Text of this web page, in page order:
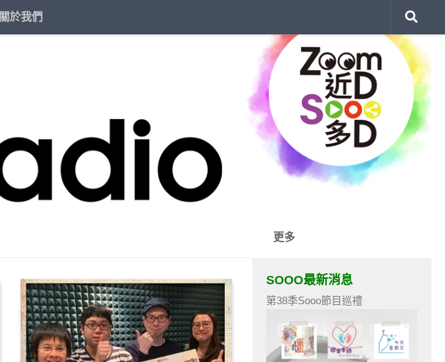
關於我們
更多
SOOO最新消息
第38季Sooo節目巡禮